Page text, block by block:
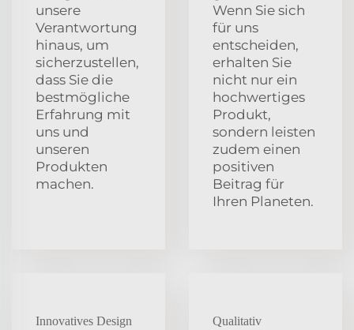
unsere
Verantwortung
hinaus, um
sicherzustellen,
dass Sie die
bestmögliche
Erfahrung mit
uns und
unseren
Produkten
machen.
Wenn Sie sich
für uns
entscheiden,
erhalten Sie
nicht nur ein
hochwertiges
Produkt,
sondern leisten
zudem einen
positiven
Beitrag für
Ihren Planeten.
Innovatives Design
Qualitativ